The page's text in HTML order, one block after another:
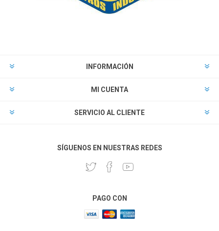
INFORMACIÓN
MI CUENTA
SERVICIO AL CLIENTE
SÍGUENOS EN NUESTRAS REDES
PAGO CON